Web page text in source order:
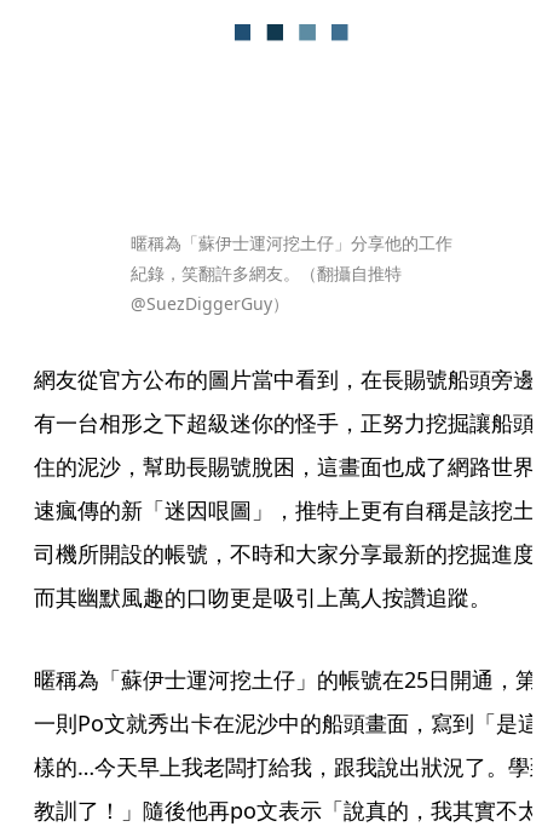
暱稱為「蘇伊士運河挖土仔」分享他的工作
紀錄，笑翻許多網友。（翻攝自推特
@SuezDiggerGuy）
網友從官方公布的圖片當中看到，在長賜號船頭旁邊
有一台相形之下超級迷你的怪手，正努力挖掘讓船頭
住的泥沙，幫助長賜號脫困，這畫面也成了網路世界
速瘋傳的新「迷因哏圖」，推特上更有自稱是該挖土
司機所開設的帳號，不時和大家分享最新的挖掘進度
而其幽默風趣的口吻更是吸引上萬人按讚追蹤。
暱稱為「蘇伊士運河挖土仔」的帳號在25日開通，第
一則Po文就秀出卡在泥沙中的船頭畫面，寫到「是這
樣的…今天早上我老闆打給我，跟我說出狀況了。學
教訓了！」隨後他再po文表示「說真的，我其實不太